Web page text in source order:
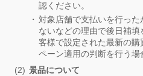
認ください。
対象店舗で支払いを行っ
ないなどの理由で後日補
客様で設定された最新の
ペーン適用の判断を行う場
景品について